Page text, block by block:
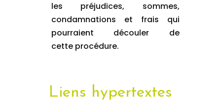
les préjudices, sommes,
condamnations et frais qui
pourraient découler de
cette procédure.
Liens hypertextes